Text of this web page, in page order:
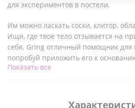
для экспериментов в постели.
Им можно ласкать соски, клитор,
Ищи, где твое тело отзывается на
себя. Gring отличный помощник для
попробуй приложить его к
минета или надеть на палец для
которые дает не поверхностные, а
Показать все